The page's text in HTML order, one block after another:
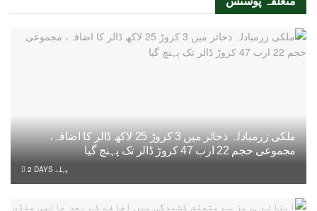
ملکی زرمبادلہ ذخائر میں 3 کروڑ 25 لاکھ ڈالر کا اضافہ،
مجموعی حجم 22 ارب 47 کروڑ ڈالر تک پہنچ گیا
2 DAYS پہلے